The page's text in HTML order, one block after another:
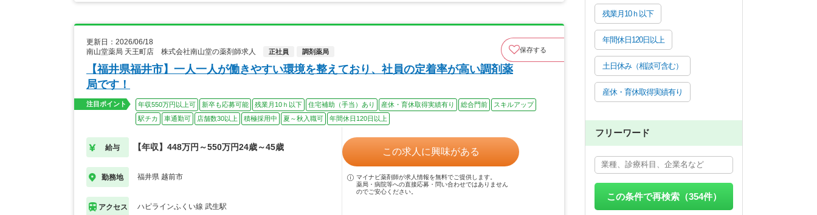
更新日：2026/06/18
南山堂薬局 天王町店 株式会社南山堂の薬剤師求人
正社員 調剤薬局 保存する
【福井県福井市】一人一人が働きやすい環境を整えており、社員の定着率が高い調剤薬
局です！
注目ポイント 年収550万円以上可 新卒も応募可能 残業月10ｈ以下 住宅補助（手当）あり 産休・育休取得実績有り 総合門前
スキルアップ
駅チカ
車通勤可 店舗数30以上 積極採用中 夏～秋入職可 年間休日120日以上
給与 【年収】448万円～550万円24歳～45歳
勤務地 福井県 越前市
アクセス ハピラインふくい線 武生駅
この求人に興味がある
マイナビ薬剤師が求人情報を無料でご提供します。
薬局・病院等への直接応募・問い合わせではありません
のでご安心ください。
残業月10ｈ以下
年間休日120日以上
土日休み（相談可含む）
産休・育休取得実績有り
フリーワード
この条件で再検索（354件）